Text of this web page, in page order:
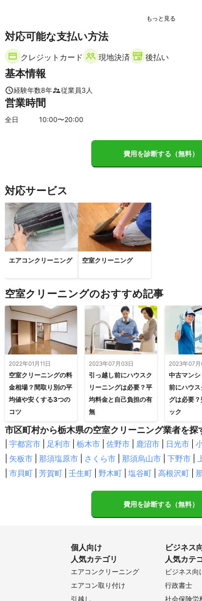
対応可能な支払い方法
クレジットカード 現地決済 後払い
基本情報
経験年数8年 従業員3 人
営業時間
全日 10:00〜20:00
費用を診断する（無料）
対応サービス
エアコンクリーニング 空室クリーニング
空室クリーニングのおすすめ記事
2022年01月11日
空室クリーニングの料
金相場？間取り別の平
均値や安くする3つの
コツ
2023年07月03日
引っ越し前にハウスク
リーニングは必要？平
均料金と自己負担の有
無
2023年07月
中古マン
前にハウ
グは必要
ック
市区町村から栃木県の空室クリーニング業者を探
宇都宮市 足利市 栃木市 佐野市 鹿沼市 日光市
矢板市 那須塩原市 さくら市 那須烏山市 下野市
市貝町 芳賀町 壬生町 野木町 塩谷町 高根沢町
費用を診断する（無料）
個人向け
人気カテゴリ
エアコンクリーニング
エアコン取り付け
引越し
ビジネス
人気カテ
ビジネス向
行政書士
社会保険労